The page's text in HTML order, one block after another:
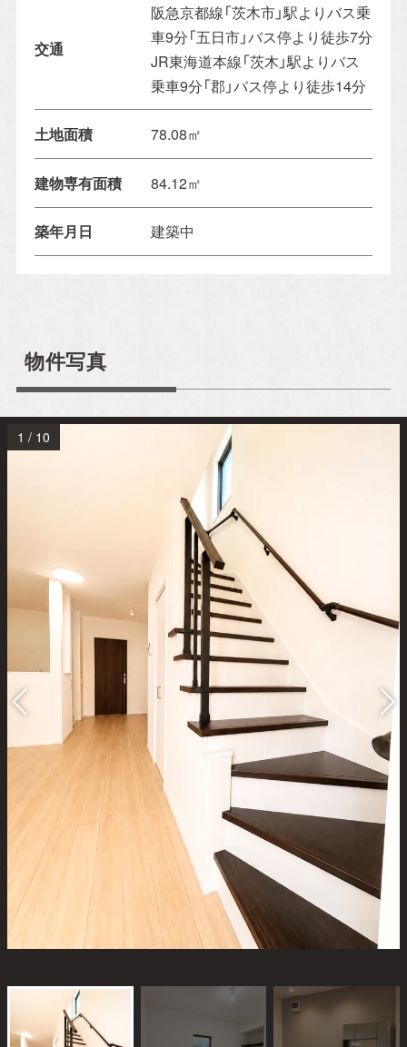
CONTACT
お電話・WEBからお気軽にご相談ください。
0120-06-3308
TEL.072-665-7072
[営業時間]10:00～18:00
[定休日]水曜日・祝日
[ MAIL ] info@alhome.co.jp
WEBでのお問い合わせ
3営業日以内に担当者からご返信いたします。
お客様が家づくりをリアルにイメージできるよう完成
見学会やセミナーを実施しております。完成見学会で
は実際に住まいの空間をご体感いただけ、セミナーで
は住宅に関する様々な知識を学ぶことができます。お
子様連れでも安心してご参加ください。
イベント情報一覧を見る
交通
阪急京都線「茨木市」駅よりバス乗
車9分「五日市」バス停より徒歩7分
JR東海道本線「茨木」駅よりバス
乗車9分「郡」バス停より徒歩14分
土地面積 78.08㎡
建物専有面積 84.12㎡
築年月日 建築中
物件写真
1 / 10